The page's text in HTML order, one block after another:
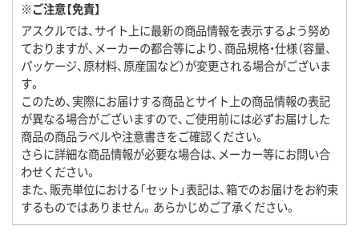
※ご注意【免責】
アスクルでは、サイト上に最新の商品情報を表示するよう努め
ておりますが、メーカーの都合等により、商品規格・仕様（容量、
パッケージ、原材料、原産国など）が変更される場合がございま
す。
このため、実際にお届けする商品とサイト上の商品情報の表記
が異なる場合がございますので、ご使用前には必ずお届けした
商品の商品ラベルや注意書きをご確認ください。
さらに詳細な商品情報が必要な場合は、メーカー等にお問い合
わせください。
また、販売単位における「セット」表記は、箱でのお届けをお約束
するものではありません。あらかじめご了承ください。